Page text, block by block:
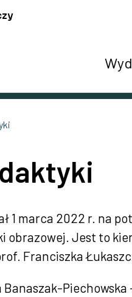
1 marca 2022 r. na
Jest to
Franciszka
Piechowska